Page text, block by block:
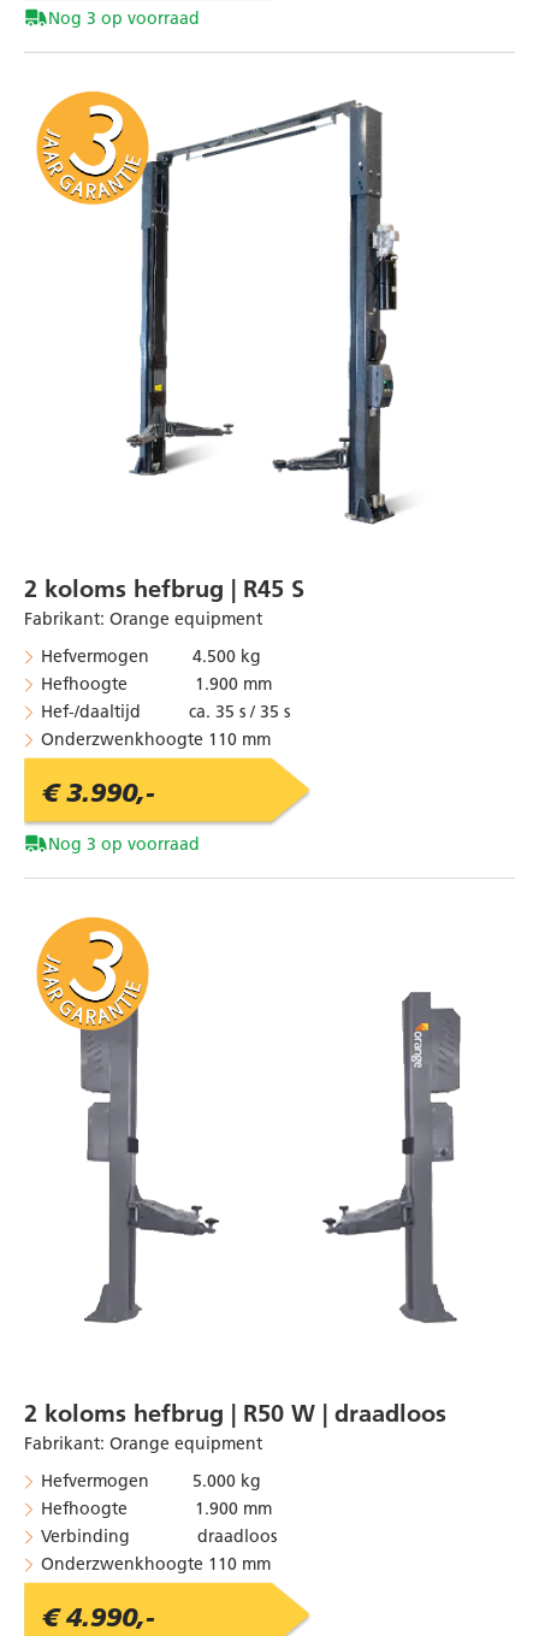
Nog 3 op voorraad
2 koloms hefbrug | R45 S
Fabrikant: Orange equipment
Hefvermogen 4.500 kg
Hefhoogte 1.900 mm
Hef-/daaltijd ca. 35 s / 35 s
Onderzwenkhoogte 110 mm
€ 3.990,-
Nog 3 op voorraad
2 koloms hefbrug | R50 W | draadloos
Fabrikant: Orange equipment
Hefvermogen 5.000 kg
Hefhoogte 1.900 mm
Verbinding draadloos
Onderzwenkhoogte 110 mm
€ 4.990,-